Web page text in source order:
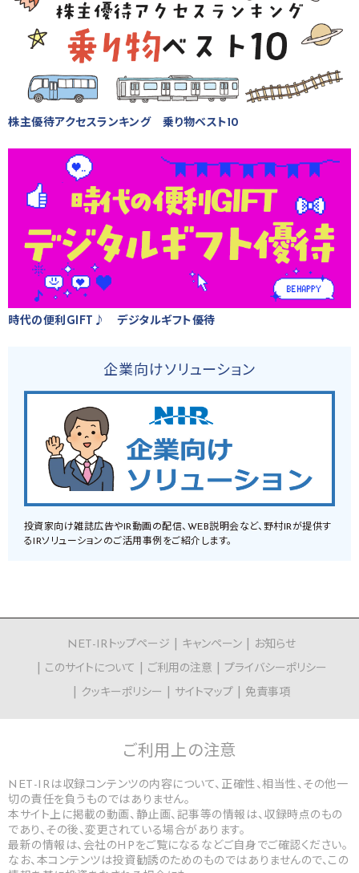
株主優待アクセスランキング 乗り物ベスト10
時代の便利GIFT♪ デジタルギフト優待
企業向けソリューション
投資家向け雑誌広告やIR動画の配信、WEB説明会など、野村IRが提供す
るIRソリューションのご活用事例をご紹介します。
NET-IRトップページ キャンペーン
お知らせ
このサイトについて
ご利用の注意
プライバシーポリシー
クッキーポリシー
サイトマップ 免責事項
ご利用上の注意
NET-IRは収録コンテンツの内容について、正確性、相当性、その他一
切の責任を負うものではありません。
本サイト上に掲載の動画、静止画、記事等の情報は、収録時点のもの
であり、その後、変更されている場合があります。
最新の情報は、会社のHPをご覧になるなどご自身でご確認ください。
なお、本コンテンツは投資勧誘のためのものではありませんので、この